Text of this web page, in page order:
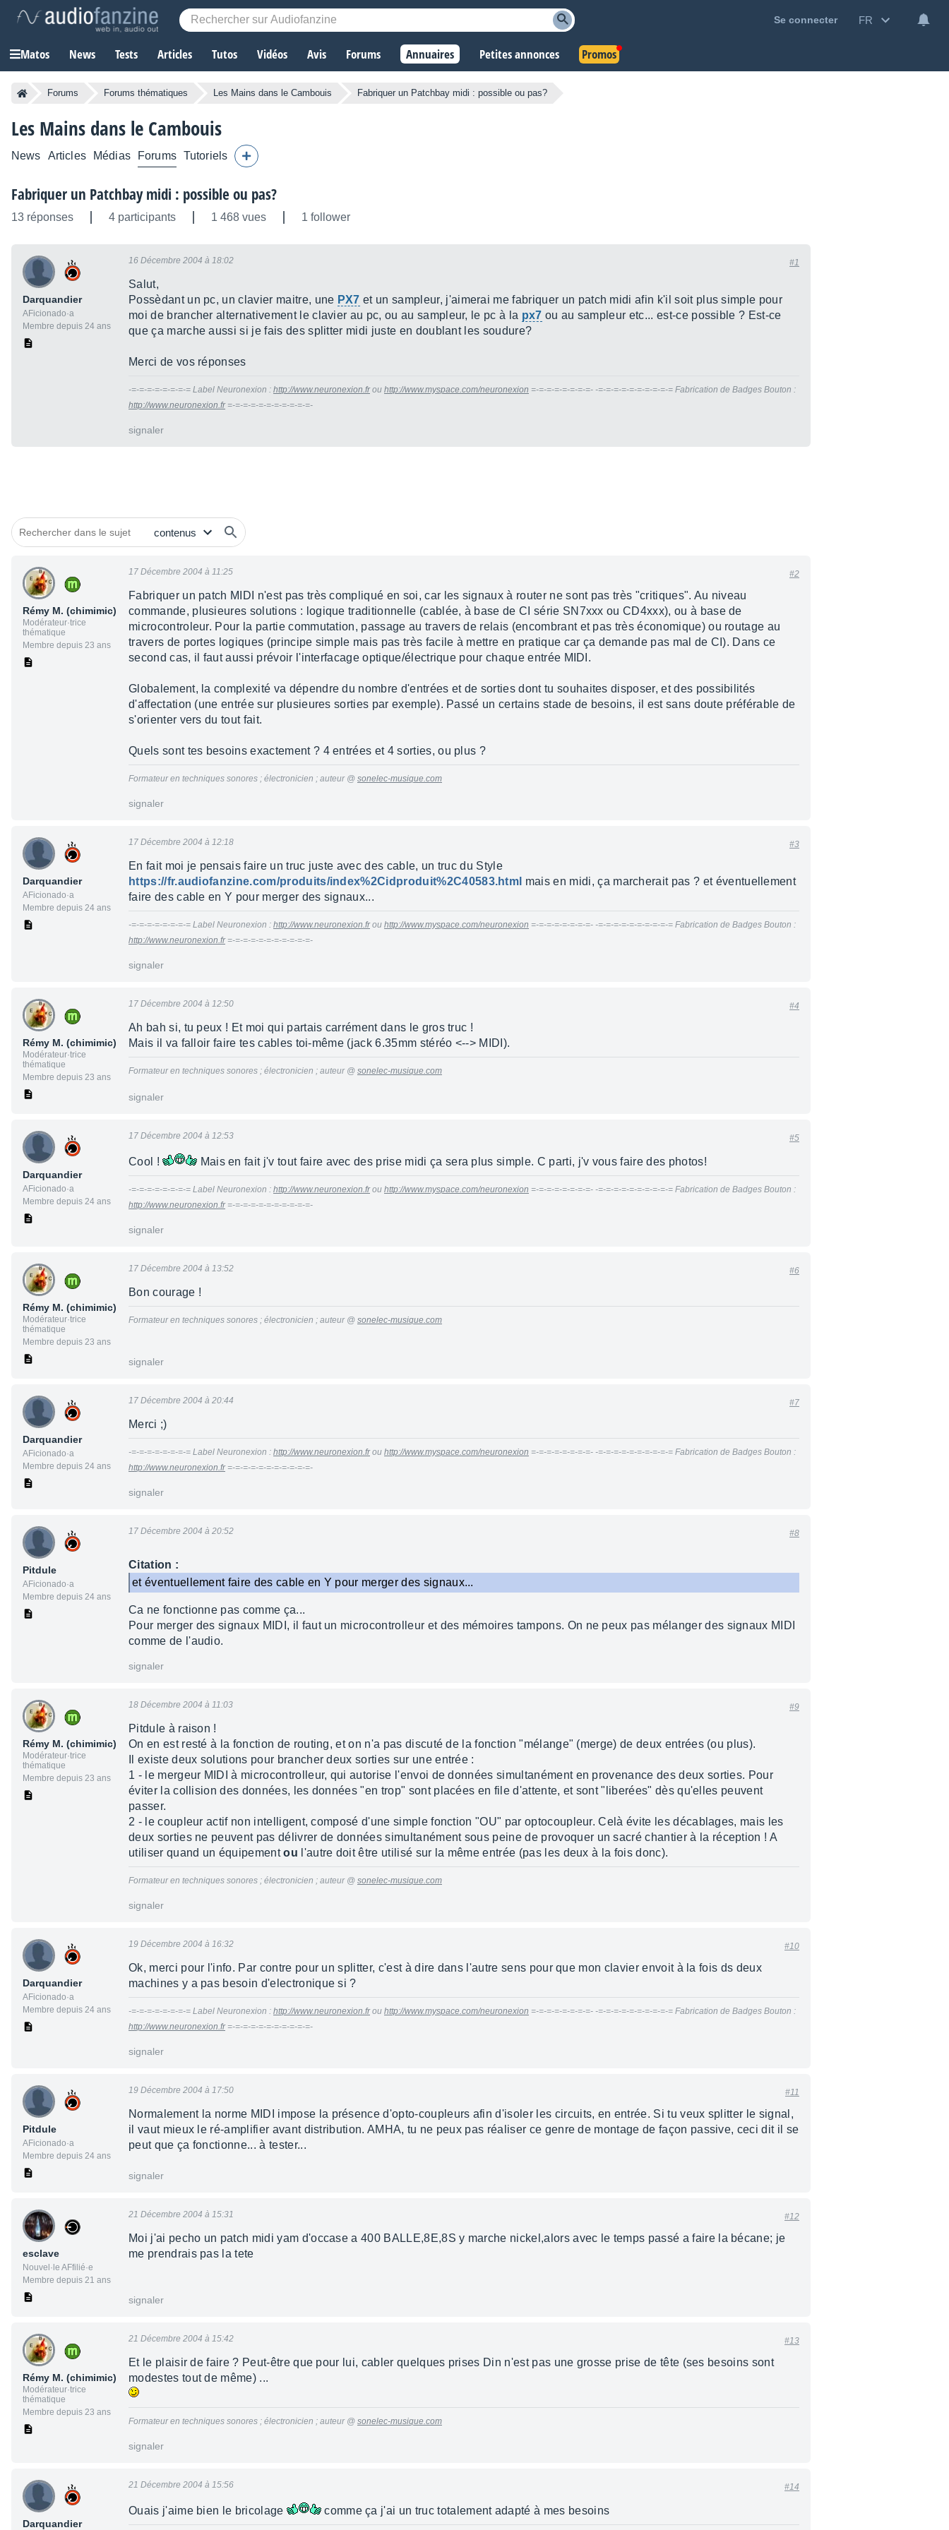
Se connecter FR
Matos News Tests Articles Tutos Vidéos Avis Forums Annuaires Petites annonces Promos
Forums Forums thématiques Les Mains dans le Cambouis Fabriquer un Patchbay midi : possible ou pas?
Les Mains dans le Cambouis
News Articles Médias Forums Tutoriels
Fabriquer un Patchbay midi : possible ou pas?
13 réponses 4 participants 1 468 vues 1 follower
Darquandier
AFicionado·a
Membre depuis 24 ans
16 Décembre 2004 à 18:02 #1
Salut,
Possèdant un pc, un clavier maitre, une PX7 et un sampleur, j'aimerai me fabriquer un patch midi afin k'il soit plus simple pour
moi de brancher alternativement le clavier au pc, ou au sampleur, le pc à la px7 ou au sampleur etc... est-ce possible ? Est-ce
que ça marche aussi si je fais des splitter midi juste en doublant les soudure?
Merci de vos réponses
-=-=-=-=-=-=-=-= Label Neuronexion : http://www.neuronexion.frou http://www.myspace.com/neuronexion =-=-=-=-=-=-=-=- -=-=-=-=-=-=-=-=-=-= Fabrication de Badges Bouton :
http://www.neuronexion.fr=-=-=-=-=-=-=-=-=-=-=-
signaler
Rémy M. (chimimic)
Modérateur·trice
thématique
Membre depuis 23 ans
17 Décembre 2004 à 11:25 #2
Fabriquer un patch MIDI n'est pas très compliqué en soi, car les signaux à router ne sont pas très "critiques". Au niveau
commande, plusieures solutions : logique traditionnelle (cablée, à base de CI série SN7xxx ou CD4xxx), ou à base de
microcontroleur. Pour la partie commutation, passage au travers de relais (encombrant et pas très économique) ou routage au
travers de portes logiques (principe simple mais pas très facile à mettre en pratique car ça demande pas mal de CI). Dans ce
second cas, il faut aussi prévoir l'interfacage optique/électrique pour chaque entrée MIDI.
Globalement, la complexité va dépendre du nombre d'entrées et de sorties dont tu souhaites disposer, et des possibilités
d'affectation (une entrée sur plusieures sorties par exemple). Passé un certains stade de besoins, il est sans doute préférable de
s'orienter vers du tout fait.
Quels sont tes besoins exactement ? 4 entrées et 4 sorties, ou plus ?
Formateur en techniques sonores ; électronicien ; auteur @ sonelec-musique.com
signaler
Darquandier
AFicionado·a
Membre depuis 24 ans
17 Décembre 2004 à 12:18 #3
En fait moi je pensais faire un truc juste avec des cable, un truc du Style
https://fr.audiofanzine.com/produits/index%2Cidproduit%2C40583.html mais en midi, ça marcherait pas ? et éventuellement
faire des cable en Y pour merger des signaux...
-=-=-=-=-=-=-=-= Label Neuronexion : http://www.neuronexion.frou http://www.myspace.com/neuronexion =-=-=-=-=-=-=-=- -=-=-=-=-=-=-=-=-=-= Fabrication de Badges Bouton :
http://www.neuronexion.fr=-=-=-=-=-=-=-=-=-=-=-
signaler
Rémy M. (chimimic)
Modérateur·trice
thématique
Membre depuis 23 ans
17 Décembre 2004 à 12:50 #4
Ah bah si, tu peux ! Et moi qui partais carrément dans le gros truc !
Mais il va falloir faire tes cables toi-même (jack 6.35mm stéréo <--> MIDI).
Formateur en techniques sonores ; électronicien ; auteur @ sonelec-musique.com
signaler
Darquandier
AFicionado·a
Membre depuis 24 ans
17 Décembre 2004 à 12:53 #5
Cool ! Mais en fait j'v tout faire avec des prise midi ça sera plus simple. C parti, j'v vous faire des photos!
-=-=-=-=-=-=-=-= Label Neuronexion : http://www.neuronexion.frou http://www.myspace.com/neuronexion =-=-=-=-=-=-=-=- -=-=-=-=-=-=-=-=-=-= Fabrication de Badges Bouton :
http://www.neuronexion.fr=-=-=-=-=-=-=-=-=-=-=-
signaler
Rémy M. (chimimic)
Modérateur·trice
thématique
Membre depuis 23 ans
17 Décembre 2004 à 13:52 #6
Bon courage !
Formateur en techniques sonores ; électronicien ; auteur @ sonelec-musique.com
signaler
Darquandier
AFicionado·a
Membre depuis 24 ans
17 Décembre 2004 à 20:44 #7
Merci ;)
-=-=-=-=-=-=-=-= Label Neuronexion : http://www.neuronexion.frou http://www.myspace.com/neuronexion =-=-=-=-=-=-=-=- -=-=-=-=-=-=-=-=-=-= Fabrication de Badges Bouton :
http://www.neuronexion.fr=-=-=-=-=-=-=-=-=-=-=-
signaler
Pitdule
AFicionado·a
Membre depuis 24 ans
17 Décembre 2004 à 20:52 #8
Citation :
et éventuellement faire des cable en Y pour merger des signaux...
Ca ne fonctionne pas comme ça...
Pour merger des signaux MIDI, il faut un microcontrolleur et des mémoires tampons. On ne peux pas mélanger des signaux MIDI
comme de l'audio.
signaler
Rémy M. (chimimic)
Modérateur·trice
thématique
Membre depuis 23 ans
18 Décembre 2004 à 11:03 #9
Pitdule à raison !
On en est resté à la fonction de routing, et on n'a pas discuté de la fonction "mélange" (merge) de deux entrées (ou plus).
Il existe deux solutions pour brancher deux sorties sur une entrée :
1 - le mergeur MIDI à microcontrolleur, qui autorise l'envoi de données simultanément en provenance des deux sorties. Pour
éviter la collision des données, les données "en trop" sont placées en file d'attente, et sont "liberées" dès qu'elles peuvent
passer.
2 - le coupleur actif non intelligent, composé d'une simple fonction "OU" par optocoupleur. Celà évite les décablages, mais les
deux sorties ne peuvent pas délivrer de données simultanément sous peine de provoquer un sacré chantier à la réception ! A
utiliser quand un équipementou l'autre doit être utilisé sur la même entrée (pas les deux à la fois donc).
Formateur en techniques sonores ; électronicien ; auteur @ sonelec-musique.com
signaler
Darquandier
AFicionado·a
Membre depuis 24 ans
19 Décembre 2004 à 16:32 #10
Ok, merci pour l'info. Par contre pour un splitter, c'est à dire dans l'autre sens pour que mon clavier envoit à la fois ds deux
machines y a pas besoin d'electronique si ?
-=-=-=-=-=-=-=-= Label Neuronexion : http://www.neuronexion.frou http://www.myspace.com/neuronexion =-=-=-=-=-=-=-=- -=-=-=-=-=-=-=-=-=-= Fabrication de Badges Bouton :
http://www.neuronexion.fr=-=-=-=-=-=-=-=-=-=-=-
signaler
Pitdule
AFicionado·a
Membre depuis 24 ans
19 Décembre 2004 à 17:50 #11
Normalement la norme MIDI impose la présence d'opto-coupleurs afin d'isoler les circuits, en entrée. Si tu veux splitter le signal,
il vaut mieux le ré-amplifier avant distribution. AMHA, tu ne peux pas réaliser ce genre de montage de façon passive, ceci dit il se
peut que ça fonctionne... à tester...
signaler
esclave
Nouvel·le AFfilié·e
Membre depuis 21 ans
21 Décembre 2004 à 15:31 #12
Moi j'ai pecho un patch midi yam d'occase a 400 BALLE,8E,8S y marche nickel,alors avec le temps passé a faire la bécane; je
me prendrais pas la tete
signaler
Rémy M. (chimimic)
Modérateur·trice
thématique
Membre depuis 23 ans
21 Décembre 2004 à 15:42 #13
Et le plaisir de faire ? Peut-être que pour lui, cabler quelques prises Din n'est pas une grosse prise de tête (ses besoins sont
modestes tout de même) ...
Formateur en techniques sonores ; électronicien ; auteur @ sonelec-musique.com
signaler
Darquandier
21 Décembre 2004 à 15:56 #14
Ouais j'aime bien le bricolage comme ça j'ai un truc totalement adapté à mes besoins